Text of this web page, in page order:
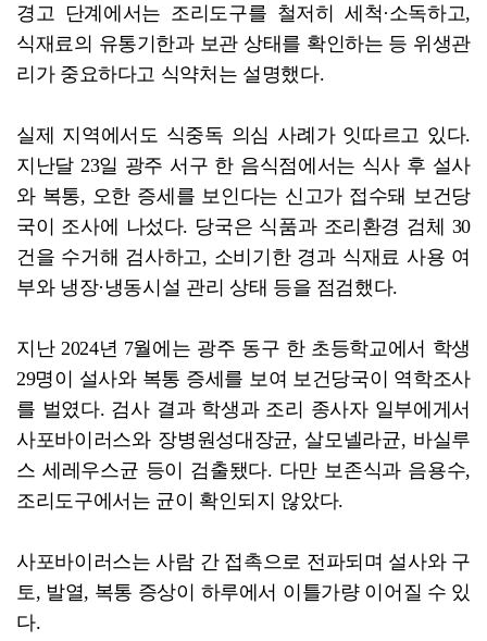
경고 단계에서는 조리도구를 철저히 세척·소독하고,
식재료의 유통기한과 보관 상태를 확인하는 등 위생관
리가 중요하다고 식약처는 설명했다.
실제 지역에서도 식중독 의심 사례가 잇따르고 있다.
지난달 23일 광주 서구 한 음식점에서는 식사 후 설사
와 복통, 오한 증세를 보인다는 신고가 접수돼 보건당
국이 조사에 나섰다. 당국은 식품과 조리환경 검체 30
건을 수거해 검사하고, 소비기한 경과 식재료 사용 여
부와 냉장·냉동시설 관리 상태 등을 점검했다.
지난 2024년 7월에는 광주 동구 한 초등학교에서 학생
29명이 설사와 복통 증세를 보여 보건당국이 역학조사
를 벌였다. 검사 결과 학생과 조리 종사자 일부에게서
사포바이러스와 장병원성대장균, 살모넬라균, 바실루
스 세레우스균 등이 검출됐다. 다만 보존식과 음용수,
조리도구에서는 균이 확인되지 않았다.
사포바이러스는 사람 간 접촉으로 전파되며 설사와 구
토, 발열, 복통 증상이 하루에서 이틀가량 이어질 수 있
다.